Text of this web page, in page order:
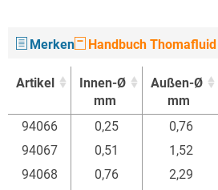
Merken Handbuch
Artikel
Innen-Ø
mm
Außen-Ø
mm
Artikel
Innen-Ø
Außen-Ø
94066 0,25 0,76
94067
0,51 1,52
94068
0,76 2,29